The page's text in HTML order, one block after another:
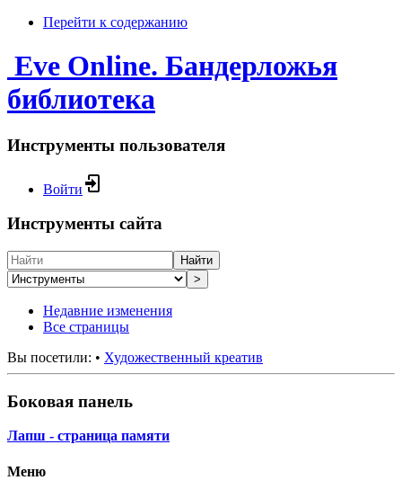
Перейти к содержанию
Eve Online. Бандерложья
библиотека
Инструменты пользователя
Войти
Инструменты сайта
Найти
>
Недавние изменения
Все страницы
Вы посетили: • Художественный креатив
Боковая панель
Лапш - страница памяти
Меню